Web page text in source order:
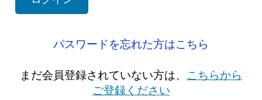
パスワードを忘れた方はこちら
まだ会員登録されていない方は、 こちらから
ご登録ください